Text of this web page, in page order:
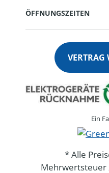
ÖFFNUNGSZEITEN
VERTRAG
Ein
* Alle
Mehrwertsteuer